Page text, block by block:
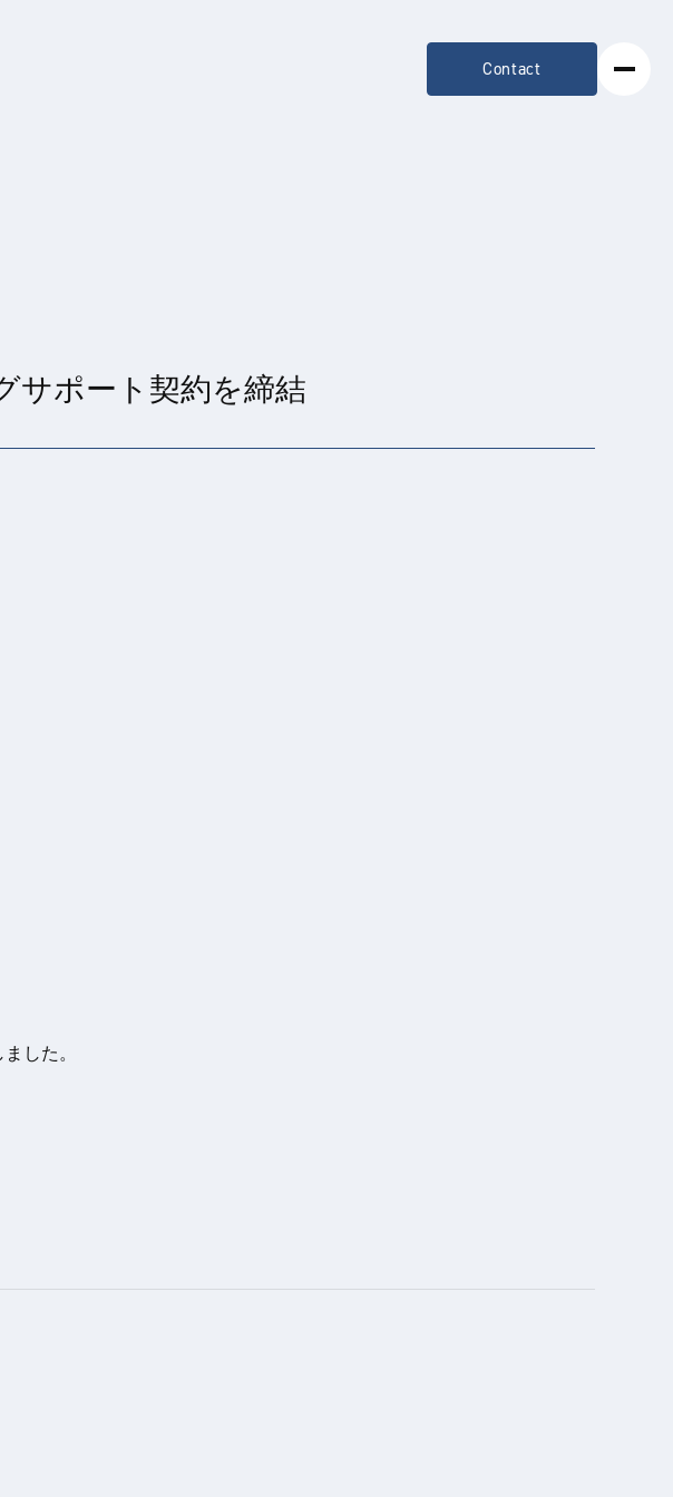
Contact
サポート契約を締結
した。